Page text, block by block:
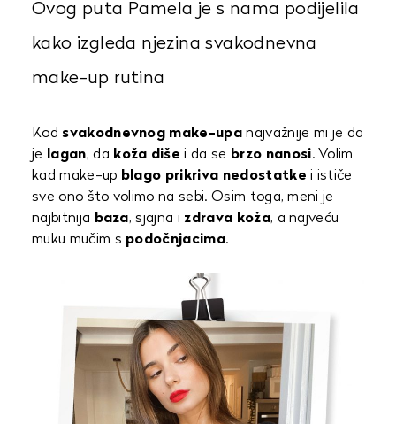
Ovog puta Pamela je s nama podijelila
kako izgleda njezina svakodnevna
make-up rutina
Kod svakodnevnog make-upa najvažnije mi je da
je
lagan, da koža diše i da se brzo nanosi. Volim
kad make-up blago prikriva nedostatke i ističe
sve ono što volimo na sebi. Osim toga, meni je
najbitnija baza, sjajna i zdrava koža, a najveću
muku mučim s podočnjacima.